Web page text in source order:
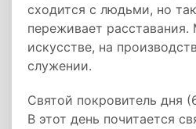
сходится с людьми, но
переживает
искусстве, на
служении.
Святой покровитель дня
В этот день почитается